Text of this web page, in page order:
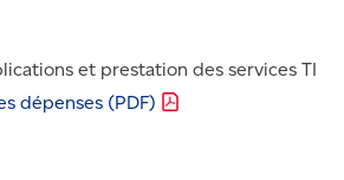
et prestation des services TI
dépenses (PDF)